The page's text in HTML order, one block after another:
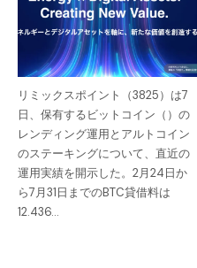
リミックスポイント（3825）は7
日、保有するビットコイン（）の
レンディング運用とアルトコイン
のステーキングについて、直近の
運用実績を開示した。2月24日か
ら7月31日までのBTC貸借料は
12.436…